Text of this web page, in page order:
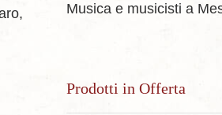
Musica e musicisti a
Prodotti in Offerta